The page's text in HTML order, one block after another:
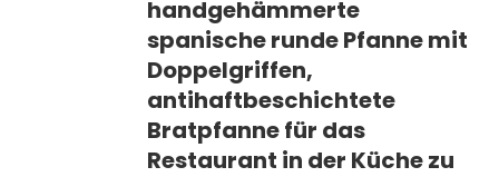
handgehämmerte
spanische runde Pfanne mit
Doppelgriffen,
antihaftbeschichtete
Bratpfanne für das
Restaurant in der Küche zu